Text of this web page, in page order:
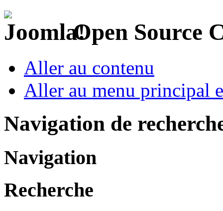
Open Source
Aller au contenu
Aller au menu principal
Navigation de
Navigation
Recherche